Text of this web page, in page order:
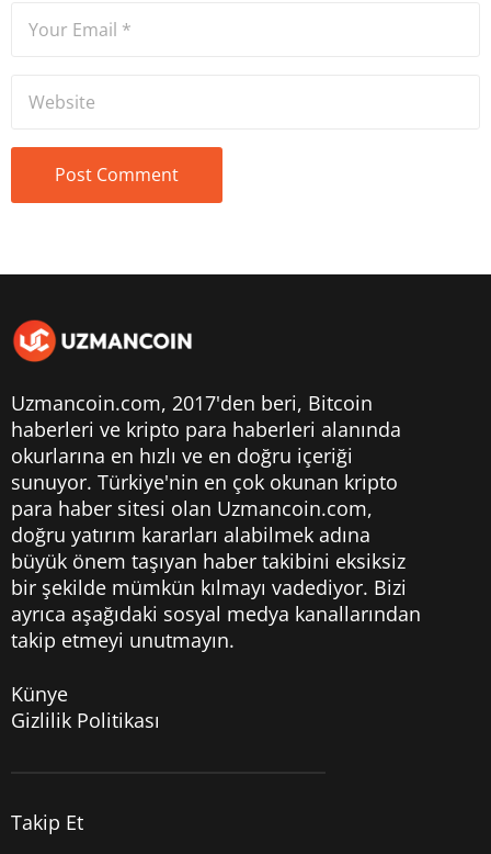
Uzmancoin.com, 2017'den beri, Bitcoin
haberleri ve kripto para haberleri alanında
okurlarına en hızlı ve en doğru içeriği
sunuyor. Türkiye'nin en çok okunan kripto
para haber sitesi olan Uzmancoin.com,
doğru yatırım kararları alabilmek adına
büyük önem taşıyan haber takibini eksiksiz
bir şekilde mümkün kılmayı vadediyor. Bizi
ayrıca aşağıdaki sosyal medya kanallarından
takip etmeyi unutmayın.
Künye
Gizlilik Politikası
Takip Et